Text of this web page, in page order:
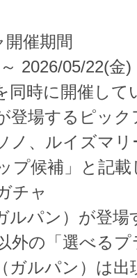
催期間
2026/05/22(金)
同時に開催して
登場するピッ
ノ、ルイズマ
プ候補」と記
チャ
ルパン）が登場
外の「選べる
ガルパン）は出